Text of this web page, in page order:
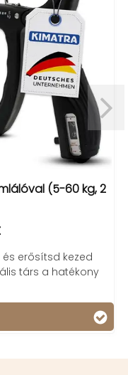
(5-60 kg, 2
erősítsd kezed
társ a hatékony